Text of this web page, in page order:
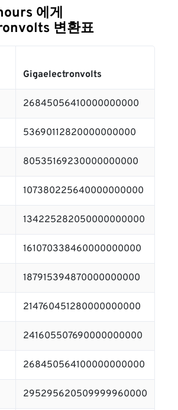
에게
변환표
Gigaelectronvolts
26845056410000000000
53690112820000000000
80535169230000000000
107380225640000000000
134225282050000000000
161070338460000000000
187915394870000000000
214760451280000000000
241605507690000000000
268450564100000000000
295295620509999960000